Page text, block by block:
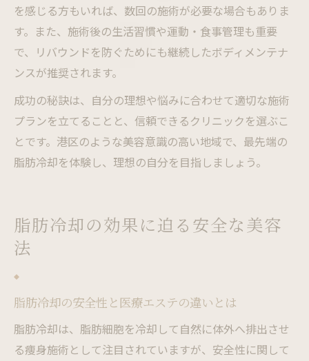
を感じる方もいれば、数回の施術が必要な場合もありま
す。また、施術後の生活習慣や運動・食事管理も重要
で、リバウンドを防ぐためにも継続したボディメンテナ
ンスが推奨されます。
成功の秘訣は、自分の理想や悩みに合わせて適切な施術
プランを立てることと、信頼できるクリニックを選ぶこ
とです。港区のような美容意識の高い地域で、最先端の
脂肪冷却を体験し、理想の自分を目指しましょう。
脂肪冷却の効果に迫る安全な美容
法
脂肪冷却の安全性と医療エステの違いとは
脂肪冷却は、脂肪細胞を冷却して自然に体外へ排出させ
る痩身施術として注目されていますが、安全性に関して